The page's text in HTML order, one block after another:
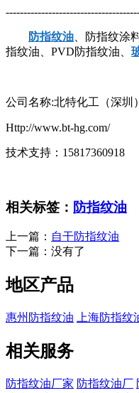
防指纹油 、防指纹涂
指纹油、PVD防指纹油、
公司名称:北特化工（深圳
Http://www.bt-hg.com/
技术支持：15817360918
相关标签： 防指纹油
上一篇： 自干防指纹油
下一篇： 没有了
地区产品
惠州防指纹油 上海防指纹
相关服务
防指纹油厂家 防指纹油厂